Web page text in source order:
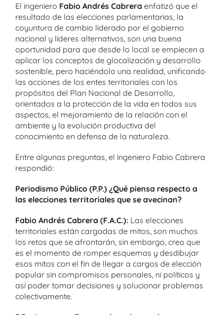
El ingeniero Fabio Andrés Cabrera enfatizó que el
resultado de las elecciones parlamentarias, la
coyuntura de cambio liderado por el gobierno
nacional y líderes alternativos, son una buena
oportunidad para que desde lo local se empiecen a
aplicar los conceptos de glocalización y desarrollo
sostenible, pero haciéndolo una realidad, unificando
las acciones de los entes territoriales con los
propósitos del Plan Nacional de Desarrollo,
orientados a la protección de la vida en todos sus
aspectos, el mejoramiento de la relación con el
ambiente y la evolución productiva del
conocimiento en defensa de la naturaleza.
Entre algunas preguntas, el ingeniero Fabio Cabrera
respondió:
Periodismo Público (P.P.) ¿Qué piensa respecto a
las elecciones territoriales que se avecinan?
Fabio Andrés Cabrera (F.A.C.): Las elecciones
territoriales están cargadas de mitos, son muchos
los retos que se afrontarán, sin embargo, creo que
es el momento de romper esquemas y desdibujar
esos mitos con el fin de llegar a cargos de elección
popular sin compromisos personales, ni políticos y
así poder tomar decisiones y solucionar problemas
colectivamente.